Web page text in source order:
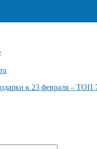
к 23 февраля – ТОП